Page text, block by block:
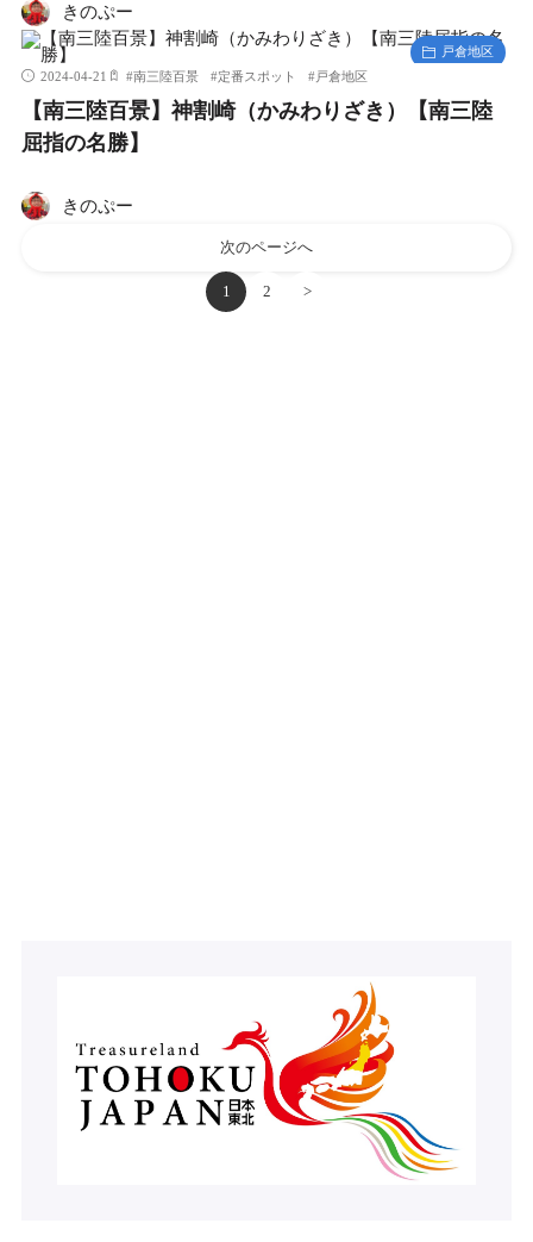
きのぷー
戸倉地区
2024-04-21
#南三陸百景 #定番スポット # 戸倉地区
【南三陸百景】神割崎（かみわりざき）【南三陸
屈指の名勝】
きのぷー
次のページへ
1 2 >